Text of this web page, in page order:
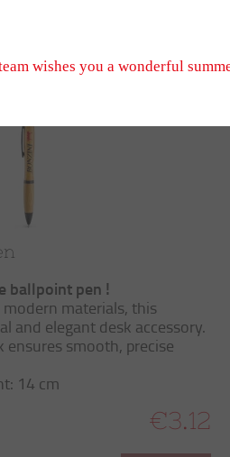
ballpoint pen !
materials, this
and elegant desk accessory.
smooth, precise
14 cm
€3.12
wishes you a wonderful